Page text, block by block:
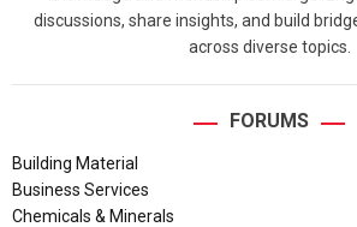
discussions, share insights, and build
across diverse topics.
FORUMS
Building Material
Business Services
Chemicals & Minerals